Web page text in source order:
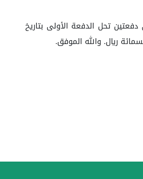
للمدعية مبلغا قدره (١٠٥.٠٠٠) مائة وخمسة آلاف ريال على دفعتين تحل الدفعة الأولى بتاريخ